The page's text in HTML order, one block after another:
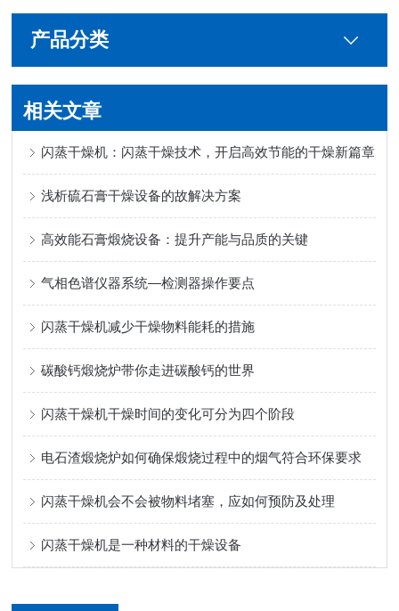
产品分类
相关文章
闪蒸干燥机：闪蒸干燥技术，开启高效节能的干燥新篇章
浅析硫石膏干燥设备的故解决方案
高效能石膏煅烧设备：提升产能与品质的关键
气相色谱仪器系统—检测器操作要点
闪蒸干燥机减少干燥物料能耗的措施
碳酸钙煅烧炉带你走进碳酸钙的世界
闪蒸干燥机干燥时间的变化可分为四个阶段
电石渣煅烧炉如何确保煅烧过程中的烟气符合环保要求
闪蒸干燥机会不会被物料堵塞，应如何预防及处理
闪蒸干燥机是一种材料的干燥设备